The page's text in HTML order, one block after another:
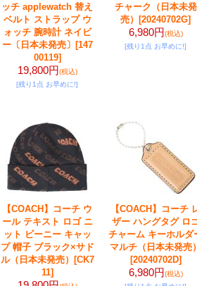
ッチ applewatch 替え
ベルト ストラップ ウ
ォッチ 腕時計 ネイビ
ー〔日本未発売〕 [147
00119]
19,800円(税込)
[残り1点 お早めに!]
チャーク（日本未発
売）
[20240702G]
6,980円(税込)
[残り1点 お早めに!]
【COACH】コーチ ウ
ール テキスト ロゴ ニ
ット ビーニー キャッ
プ 帽子 ブラック×サド
ル（日本未発売）
[CK7
11]
【COACH】コーチ
ザー ハングタグ ロ
チャーム キーホルダ
マルチ（日本未発売）
[20240702D]
6,980円(税込)